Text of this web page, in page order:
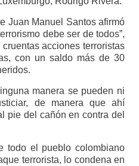
Juan Manuel Santos afirmó
debe ser de todos”,
acciones terroristas
con un saldo más de 30
manera se pueden ni
de manera que ahí
pie del cañón en contra del
todo el pueblo colombiano
terrorista, lo condena en